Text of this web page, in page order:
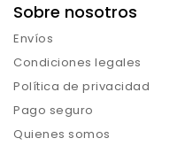
Sobre nosotros
Envíos
Condiciones legales
Política de privacidad
Pago seguro
Quienes somos